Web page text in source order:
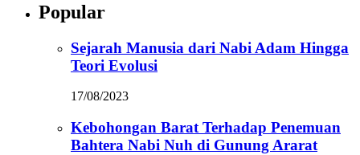
Popular
Sejarah Manusia dari Nabi Adam Hingga
Teori Evolusi
17/08/2023
Kebohongan Barat Terhadap Penemuan
Bahtera Nabi Nuh di Gunung Ararat